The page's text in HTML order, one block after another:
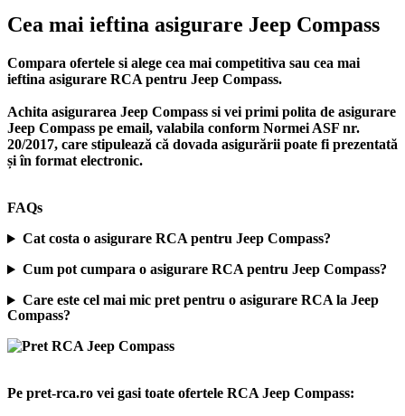
Cea mai ieftina asigurare Jeep Compass
Compara ofertele si alege cea mai competitiva sau cea mai
ieftina asigurare RCA pentru Jeep Compass.
Achita asigurarea Jeep Compass si vei primi polita de asigurare
Jeep Compass pe email, valabila conform Normei ASF nr.
20/2017, care stipulează că dovada asigurării poate fi prezentată
și în format electronic.
FAQs
Cat costa o asigurare RCA pentru Jeep Compass?
Cum pot cumpara o asigurare RCA pentru Jeep Compass?
Care este cel mai mic pret pentru o asigurare RCA la Jeep
Compass?
Pe pret-rca.ro vei gasi toate ofertele RCA Jeep Compass: